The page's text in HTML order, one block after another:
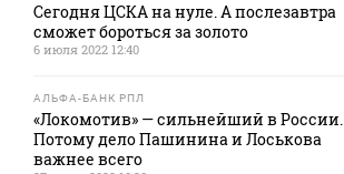
Сегодня ЦСКА на нуле. А послезавтра
сможет бороться за золото
6 июля 2022 12:40
АЛЬФА-БАНК РПЛ
«Локомотив» — сильнейший в России.
Потому дело Пашинина и Лоськова
важнее всего